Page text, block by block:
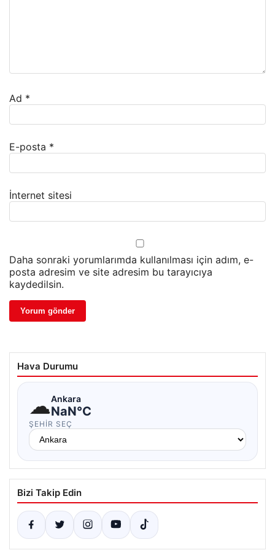
Ad *
E-posta *
İnternet sitesi
Daha sonraki yorumlarımda kullanılması için adım, e-
posta adresim ve site adresim bu tarayıcıya
kaydedilsin.
Hava Durumu
☁Ankara
NaN°C
ŞEHIR SEÇ
Bizi Takip Edin